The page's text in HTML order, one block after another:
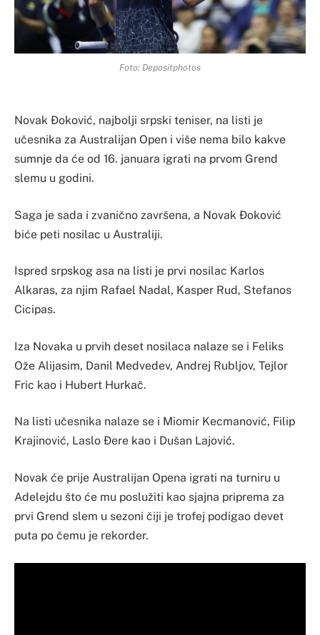
Foto: Depositphotos
Novak Đoković, najbolji srpski teniser, na listi je
učesnika za Australijan Open i više nema bilo kakve
sumnje da će od 16. januara igrati na prvom Grend
slemu u godini.
Saga je sada i zvanično završena, a Novak Đoković
biće peti nosilac u Australiji.
Ispred srpskog asa na listi je prvi nosilac Karlos
Alkaras, za njim Rafael Nadal, Kasper Rud, Stefanos
Cicipas.
Iza Novaka u prvih deset nosilaca nalaze se i Feliks
Ože Alijasim, Danil Medvedev, Andrej Rubljov, Tejlor
Fric kao i Hubert Hurkač.
Na listi učesnika nalaze se i Miomir Kecmanović, Filip
Krajinović, Laslo Đere kao i Dušan Lajović.
Novak će prije Australijan Opena igrati na turniru u
Adelejdu što će mu poslužiti kao sjajna priprema za
prvi Grend slem u sezoni čiji je trofej podigao devet
puta po čemu je rekorder.